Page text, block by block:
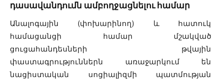
դասավանդումն ամբողջացնելու համար
Անալոգային (փոխարինող) և հատուկ
համացանցի համար մշակված
ցուցահանդեսների թվային
փաստագրություններն առաջարկում են
նացիստական սոցիալիզմի ​​պատմության